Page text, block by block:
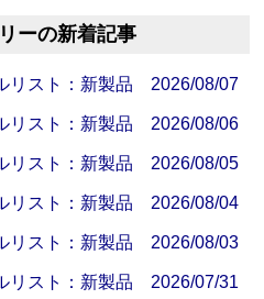
ーの新着記事
リスト：新製品 2026/08/07
リスト：新製品 2026/08/06
リスト：新製品 2026/08/05
リスト：新製品 2026/08/04
リスト：新製品 2026/08/03
リスト：新製品 2026/07/31